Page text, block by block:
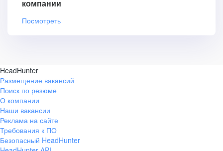
компании
Посмотреть
HeadHunter
Размещение вакансий
Поиск по резюме
О компании
Наши вакансии
Реклама на сайте
Требования к ПО
Безопасный HeadHunter